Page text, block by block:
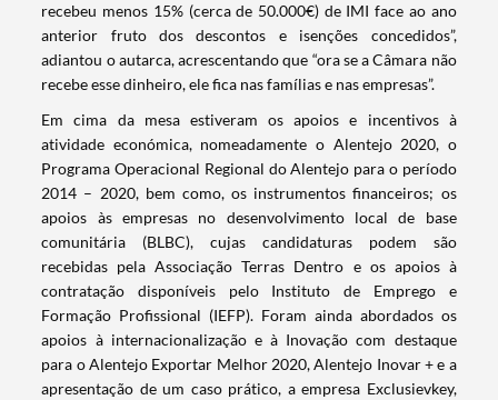
Termo de Pesquisa
recebeu menos 15% (cerca de 50.000€) de IMI face ao ano
anterior fruto dos descontos e isenções concedidos”,
adiantou o autarca, acrescentando que “ora se a Câmara não
recebe esse dinheiro, ele fica nas famílias e nas empresas”.
Em cima da mesa estiveram os apoios e incentivos à
atividade económica, nomeadamente o Alentejo 2020, o
Programa Operacional Regional do Alentejo para o período
2014 – 2020, bem como, os instrumentos financeiros; os
apoios às empresas no desenvolvimento local de base
comunitária (BLBC), cujas candidaturas podem são
recebidas pela Associação Terras Dentro e os apoios à
contratação disponíveis pelo Instituto de Emprego e
Formação Profissional (IEFP). Foram ainda abordados os
apoios à internacionalização e à Inovação com destaque
para o Alentejo Exportar Melhor 2020, Alentejo Inovar + e a
apresentação de um caso prático, a empresa Exclusievkey,